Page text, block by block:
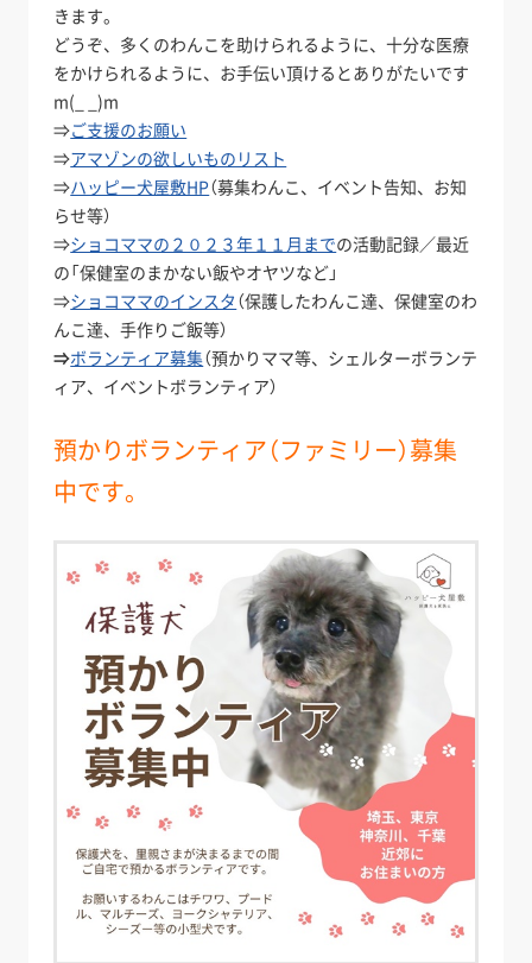
きます。
どうぞ、多くのわんこを助けられるように、十分な医療
をかけられるように、お手伝い頂けるとありがたいです
m(_ _)m
⇒ご支援のお願い
⇒アマゾンの欲しいものリスト
⇒ハッピー犬屋敷HP（募集わんこ、イベント告知、お知
らせ等）
⇒ショコママの２０２３年１１月までの活動記録／最近
の「保健室のまかない飯やオヤツなど」
⇒ショコママのインスタ （保護したわんこ達、保健室のわ
んこ達、手作りご飯等）
⇒ボランティア募集（預かりママ等、シェルターボランテ
ィア、イベントボランティア）
預かりボランティア（ファミリー）募集
中です。